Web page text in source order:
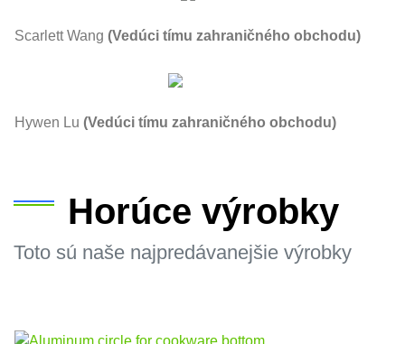
Scarlett Wang (Vedúci tímu zahraničného obchodu)
Hywen Lu (Vedúci tímu zahraničného obchodu)
Horúce výrobky
Toto sú naše najpredávanejšie výrobky